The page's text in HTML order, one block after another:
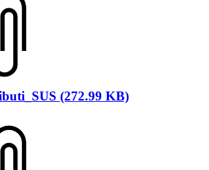
(272.99 KB)